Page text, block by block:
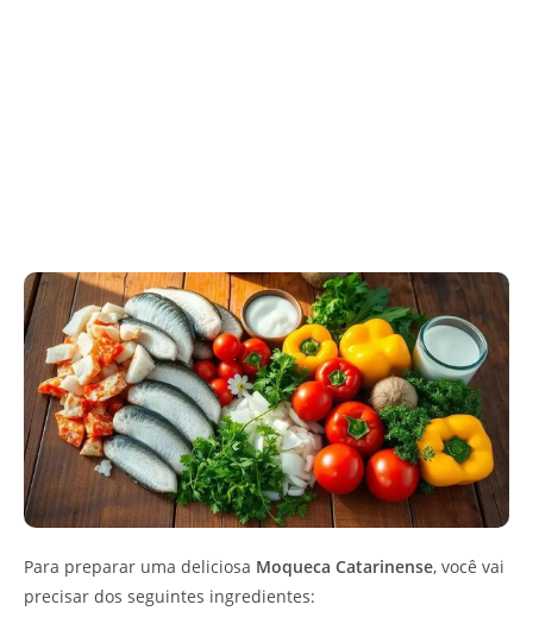
Para preparar uma deliciosa Moqueca Catarinense, você vai
precisar dos seguintes ingredientes: